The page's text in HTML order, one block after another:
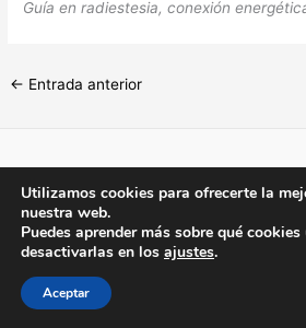
Guía en radiestesia, conexión
← Entrada anterior
Aviso Legal- Política de Privacidad-
Copyright © 2026 Isabel Bosque |
Utilizamos cookies para ofrecerte la
nuestra web.
Puedes aprender más sobre qué
desactivarlas en los ajustes.
Aceptar